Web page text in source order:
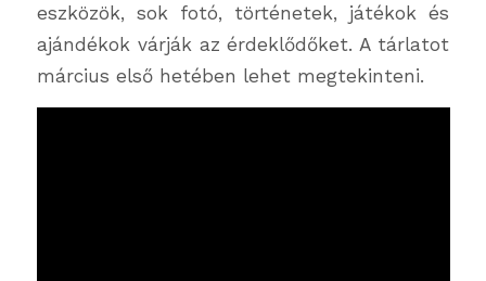
eszközök, sok fotó, történetek, játékok és
ajándékok várják az érdeklődőket. A tárlatot
március első hetében lehet megtekinteni.